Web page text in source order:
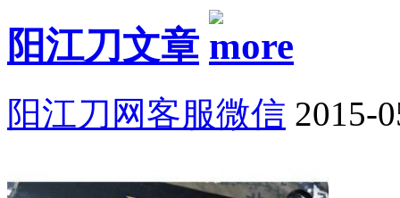
阳江刀文章
阳江刀网客服微信 2015-